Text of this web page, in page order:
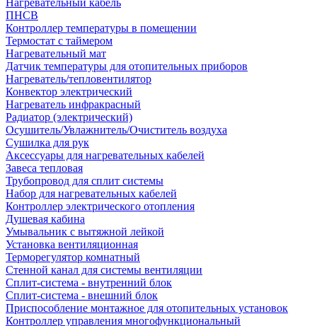
Нагревательный кабель
ПНСВ
Контроллер температуры в помещении
Термостат с таймером
Нагревательный мат
Датчик температуры для отопительных приборов
Нагреватель/тепловентилятор
Конвектор электрический
Нагреватель инфракрасный
Радиатор (электрический)
Осушитель/Увлажнитель/Очиститель воздуха
Сушилка для рук
Аксессуары для нагревательных кабелей
Завеса тепловая
Трубопровод для сплит системы
Набор для нагревательных кабелей
Контроллер электрического отопления
Душевая кабина
Умывальник с вытяжной лейкой
Установка вентиляционная
Терморегулятор комнатный
Стенной канал для системы вентиляции
Сплит-система - внутренний блок
Сплит-система - внешний блок
Приспособление монтажное для отопительных установок
Контроллер управления многофункциональный